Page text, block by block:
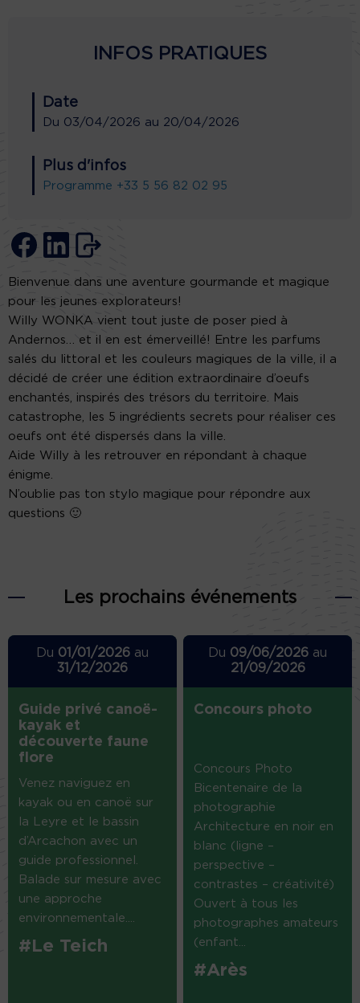
INFOS PRATIQUES
Date
Du 03/04/2026 au 20/04/2026
Plus d'infos
Programme +33 5 56 82 02 95
Bienvenue dans une aventure gourmande et magique
pour les jeunes explorateurs!
Willy WONKA vient tout juste de poser pied à
Andernos… et il en est émerveillé! Entre les parfums
salés du littoral et les couleurs magiques de la ville, il a
décidé de créer une édition extraordinaire d’oeufs
enchantés, inspirés des trésors du territoire. Mais
catastrophe, les 5 ingrédients secrets pour réaliser ces
oeufs ont été dispersés dans la ville.
Aide Willy à les retrouver en répondant à chaque
énigme.
N’oublie pas ton stylo magique pour répondre aux
questions 🙂
Les prochains événements
Du 01/01/2026au
31/12/2026
Guide privé canoë-
kayak et
découverte faune
flore
Venez naviguez en
kayak ou en canoë sur
la Leyre et le bassin
d’Arcachon avec un
guide professionnel.
Balade sur mesure avec
une approche
environnementale....
#Le Teich
Du 09/06/2026 au
21/09/2026
Concours photo
Concours Photo
Bicentenaire de la
photographie
Architecture en noir en
blanc (ligne –
perspective –
contrastes – créativité)
Ouvert à tous les
photographes amateurs
(enfant...
#Arès